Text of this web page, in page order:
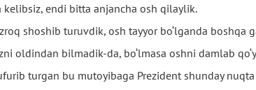
kelibsiz, endi bitta anjancha osh qilaylik.
shoshib turuvdik, osh tayyor bo‘lganda boshqa
oldindan bilmadik-da, bo‘lmasa oshni damlab
turgan bu mutoyibaga Prezident shunday nuqta